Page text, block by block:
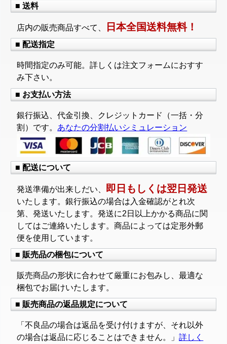
■ 送料
店内の販売商品すべて、 日本全国送料無料！
■ 配送指定
時間指定のみ可能。詳しくは注文フォームにおすす
み下さい。
■ お支払い方法
銀行振込、代金引換、クレジットカード（一括・分
割）です。 あなたの分割払いシミュレーション
■ 配送について
発送準備が出来しだい、 即日もしくは翌日発送
いたします。銀行振込の場合は入金確認がとれ次
第、発送いたします。発送に2日以上かかる商品に関
してはご連絡いたします。商品によっては定形外郵
便を使用しています。
■ 販売品の梱包について
販売商品の形状に合わせて厳重にお包みし、最適な
梱包でお届けいたします。
■ 販売商品の返品規定について
「不良品の場合は返品を受け付けますが、それ以外
の場合は返品に応じることはできません。」詳しく